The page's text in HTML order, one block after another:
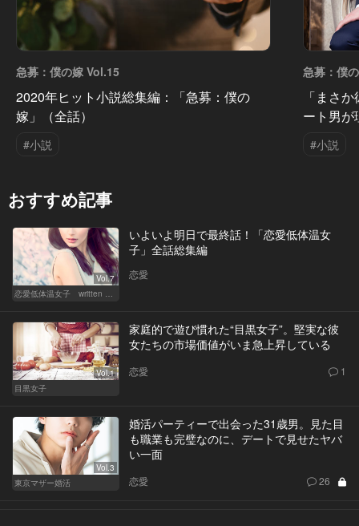
急募：僕の嫁 Vol.15
2020年ヒット小説総集編：「急募：僕の
嫁」（全話）
#小説
急募：僕
「まさ
ート男
#小説
おすすめ記事
Vol.7
恋愛低体温女子 written by 内埜さくら
いよいよ明日で最終話！「恋愛低体温女
子」全話総集編
恋愛
Vol.1
目黒女子
家庭的で遊び慣れた“目黒女子”。堅実な彼
女たちの市場価値がいま急上昇している
恋愛 1
Vol.3
東京マザー婚活
婚活パーティーで出会った31歳男。見た目
も職業も完璧なのに、デートで見せたヤバ
い一面
恋愛 26